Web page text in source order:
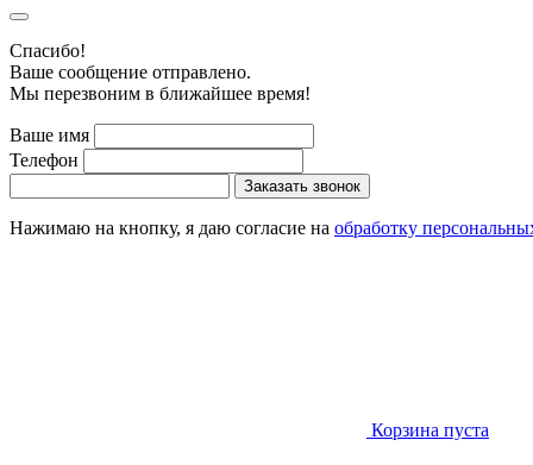
Cпасибо!
Ваше сообщение отправлено.
Мы перезвоним в ближайшее время!
Ваше имя
Телефон
Заказать звонок
Нажимаю на кнопку, я даю согласие на обработку
Корзина пуста